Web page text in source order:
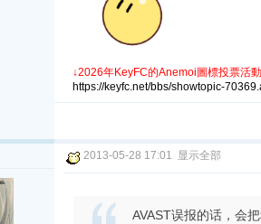
↓2026年KeyFC的Anemoi圖標投票活
https://keyfc.net/bbs/showtopic-
2013-05-28 17:01 显示全部
AVAST误报的话，会